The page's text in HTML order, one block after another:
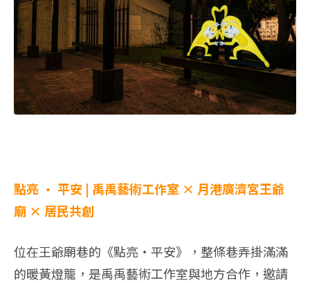
點亮 · 平安 | 禹禹藝術工作室 × 月港廣濟宮王爺
廟 × 居民共創
位在王爺廟巷的《點亮‧平安》，整條巷弄掛滿滿
的暖黃燈籠，是禹禹藝術工作室與地方合作，邀請